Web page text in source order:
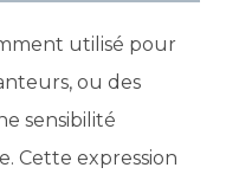
utilisé pour
ou des
sensibilité
Cette expression